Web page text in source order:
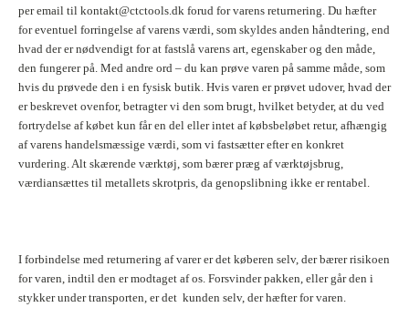
per email til kontakt@ctctools.dk forud for varens returnering. Du hæfter
for eventuel forringelse af varens værdi, som skyldes anden håndtering, end
hvad der er nødvendigt for at fastslå varens art, egenskaber og den måde,
den fungerer på. Med andre ord – du kan prøve varen på samme måde, som
hvis du prøvede den i en fysisk butik. Hvis varen er prøvet udover, hvad der
er beskrevet ovenfor, betragter vi den som brugt, hvilket betyder, at du ved
fortrydelse af købet kun får en del eller intet af købsbeløbet retur, afhængig
af varens handelsmæssige værdi, som vi fastsætter efter en konkret
vurdering. Alt skærende værktøj, som bærer præg af værktøjsbrug,
værdiansættes til metallets skrotpris, da genopslibning ikke er rentabel.
I forbindelse med returnering af varer er det køberen selv, der bærer risikoen
for varen, indtil den er modtaget af os. Forsvinder pakken, eller går den i
stykker under transporten, er det kunden selv, der hæfter for varen.